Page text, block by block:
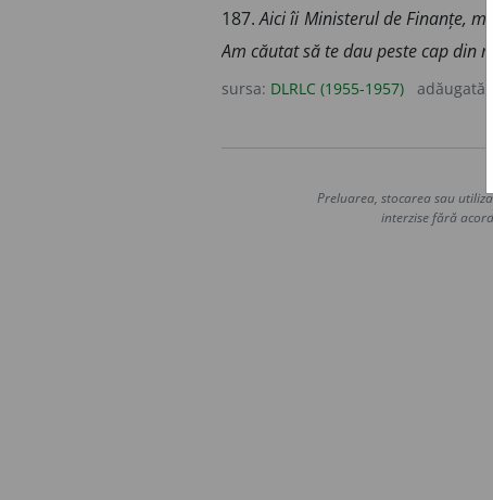
187.Aici îi Ministerul de Finanțe,
Am căutat să te dau peste cap din
sursa: DLRLC (1955-1957) adăugată
Preluarea, stocarea sau
interzise fără